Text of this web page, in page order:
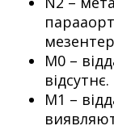
М0 –
відсутнє.
М1 –